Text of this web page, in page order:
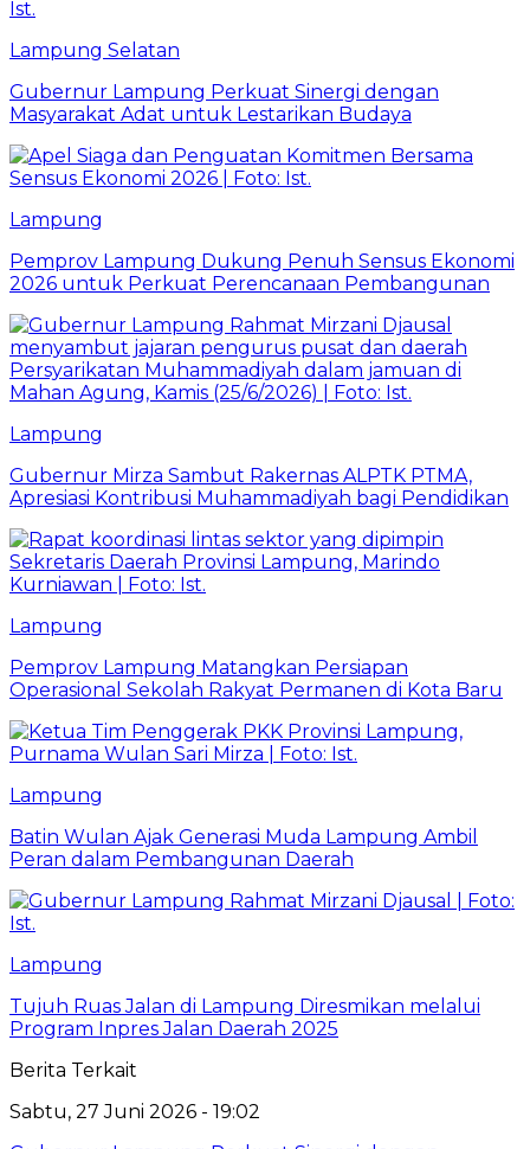
Lampung Selatan
Gubernur Lampung Perkuat Sinergi dengan
Masyarakat Adat untuk Lestarikan Budaya
Lampung
Pemprov Lampung Dukung Penuh Sensus Ekonomi
2026 untuk Perkuat Perencanaan Pembangunan
Lampung
Gubernur Mirza Sambut Rakernas ALPTK PTMA,
Apresiasi Kontribusi Muhammadiyah bagi Pendidikan
Lampung
Pemprov Lampung Matangkan Persiapan
Operasional Sekolah Rakyat Permanen di Kota Baru
Lampung
Batin Wulan Ajak Generasi Muda Lampung Ambil
Peran dalam Pembangunan Daerah
Lampung
Tujuh Ruas Jalan di Lampung Diresmikan melalui
Program Inpres Jalan Daerah 2025
Berita Terkait
Sabtu, 27 Juni 2026 - 19:02